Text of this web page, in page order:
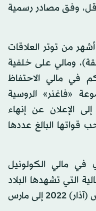
وفق مصادر رسمية
من توتر العلاقات
ومالي على خلفية
في مالي الاحتفاظ
«فاغنر» الروسية
إلى الإعلان عن إنهاء
قواتها البالغ عددها
مالي الكولونيل
التي تشهدها البلاد
إلى 24 شهراً انطلاقاً من 26 مارس (آذار) 2022 إلى مارس